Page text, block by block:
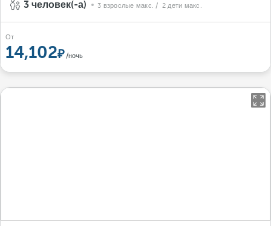
3 человек(-а) 3 взрослые макс. / 2 дети макс.
От
14,102 /ночь